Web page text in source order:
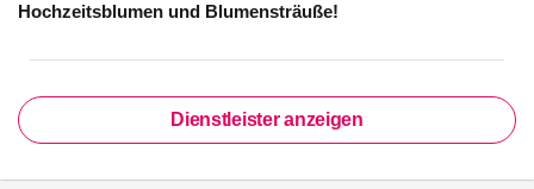
Hochzeitsblumen und Blumensträuße!
Dienstleister anzeigen